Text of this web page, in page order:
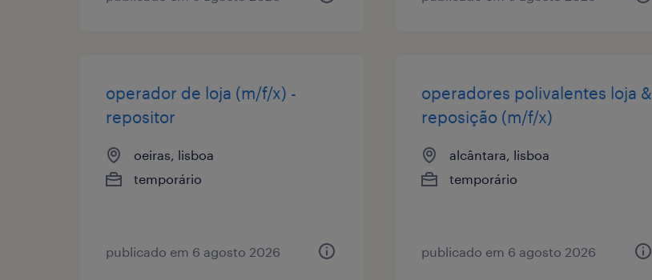
operador de loja (m/f/x) -
repositor
oeiras, lisboa
temporário
publicado em 6 agosto 2026
operadores polivalentes loja &
reposição (m/f/x)
alcântara, lisboa
temporário
publicado em 6 agosto 2026